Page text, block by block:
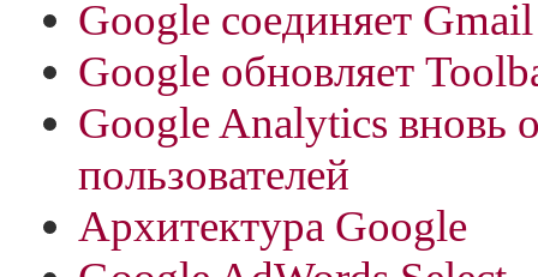
Google соединяет
Google обновляет
Google Analytics вновь
пользователей
Архитектура Google